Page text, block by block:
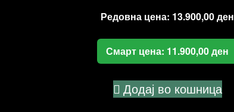
Редовна цена: 13.900,00ден
Смарт цена: 11.900,00ден
Додај во кошница